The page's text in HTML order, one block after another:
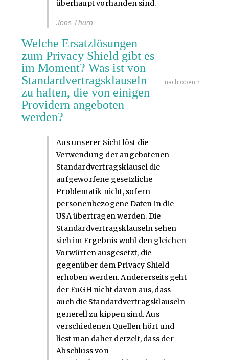
überhaupt vorhanden sind.
Jens Thurn
Welche Ersatzlösungen
zum Privacy Shield gibt es
im Moment? Was ist von
Standardvertragsklauseln
zu halten, die von einigen
Providern angeboten
werden?
nach oben ↑
Aus unserer Sicht löst die
Verwendung der angebotenen
Standardvertragsklausel die
aufgeworfene gesetzliche
Problematik nicht, sofern
personenbezogene Daten in die
USA übertragen werden. Die
Standardvertragsklauseln sehen
sich im Ergebnis wohl den gleichen
Vorwürfen ausgesetzt, die
gegenüber dem Privacy Shield
erhoben werden. Andererseits geht
der EuGH nicht davon aus, dass
auch die Standardvertragsklauseln
generell zu kippen sind. Aus
verschiedenen Quellen hört und
liest man daher derzeit, dass der
Abschluss von